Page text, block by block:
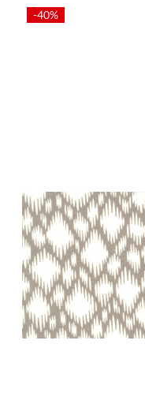
-40%